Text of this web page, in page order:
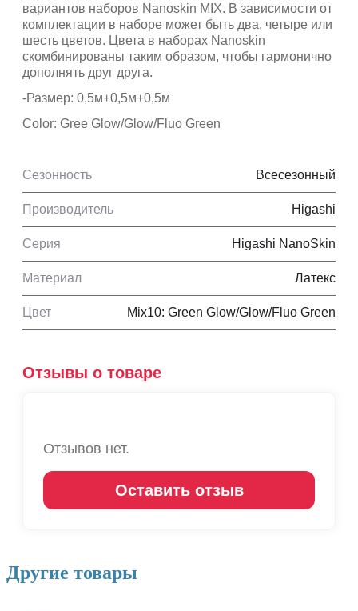
вариантов наборов Nanoskin MIX. В зависимости от
комплектации в наборе может быть два, четыре или
шесть цветов. Цвета в наборах Nanoskin
скомбинированы таким образом, чтобы гармонично
дополнять друг друга.
-Размер: 0,5м+0,5м+0,5м
Color: Gree Glow/Glow/Fluo Green
Сезонность Всесезонный
Производитель Higashi
Серия Higashi NanoSkin
Материал Латекс
Цвет Mix10: Green Glow/Glow/Fluo Green
Отзывы о товаре
Отзывов нет.
Оставить отзыв
Другие товары